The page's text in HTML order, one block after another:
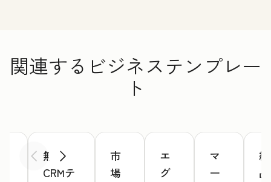
関連するビジネステンプレー
ト
前へ 次へ
無料
CRMテ
市
場
エ
グ
マ
ー
納
品